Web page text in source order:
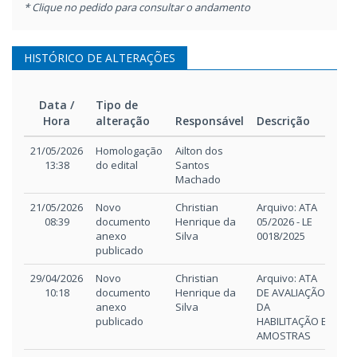
cadeiras e balcões para a
estabelecidas no edital e no
16 de janeiro de 2026.
Publicação no Sistema
Eletrônico Banrisul: 19 de
janeiro de 2026.
das propostas: Até as
10h00min do dia 09 de
fevereiro de 2026. Abertura
das propostas no Sistema
Eletrônico: 10h00min do dia
09 de fevereiro de 2026.
da disputa de preços via
Sistema Eletrônico: A partir
das 14h00min do dia 09 de
fevereiro de 2026.
41kB
* Clique no pedido para consultar o andamento
HISTÓRICO DE ALTERAÇÕES
Data /
Hora
Tipo de
alteração
Responsável
Descrição
Data /
Hora
Tipo de
alteração
Responsável
21/05/2026
13:38
Homologação
do edital
Ailton dos
Santos
Machado
21/05/2026
08:39
Novo
documento
anexo
publicado
Christian
Henrique da
Silva
Arquivo: ATA
05/2026 - LE
0018/2025
29/04/2026
10:18
Novo
documento
anexo
publicado
Christian
Henrique da
Silva
Arquivo: ATA
DE AVALIAÇÃO
DA
HABILITAÇÃO E
AMOSTRAS